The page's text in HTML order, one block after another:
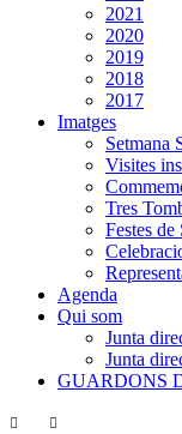
2021
2020
2019
2018
2017
Imatges
Setmana
Visites
Tres
Festes de
Agenda
Qui som
Junta
Junta
GUARDONS